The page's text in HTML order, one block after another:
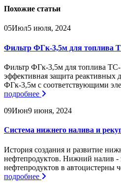
Похожие статьи
05Июл5 июля, 2024
Фильтр ФГк-3,5м для топлива
Фильтр ФГк-3,5м для топлива
эффективная защита
ФГк-3,5м с соответствующими
подробнее
09Июн9 июня, 2024
Система нижнего налива и
История создания и развитие
нефтепродуктов. Нижний налив -
нефтепродуктов в автоцистерны
подробнее